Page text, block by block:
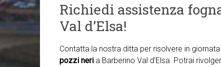
Richiedi assistenza
Val d’Elsa!
Contatta la nostra ditta per risolvere in
pozzi neri a Barberino Val d’Elsa. Potrai